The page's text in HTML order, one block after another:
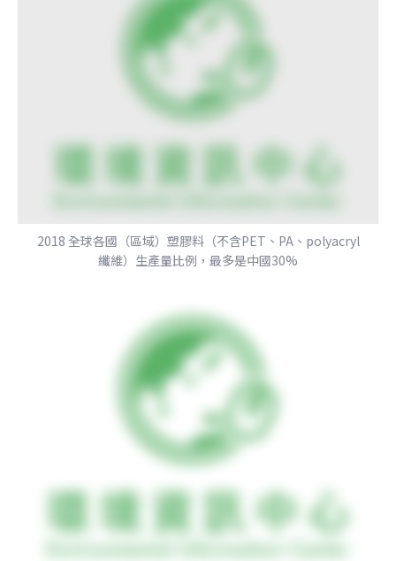
2018 全球各國（區域）塑膠料（不含PET、PA、polyacryl
纖維）生產量比例，最多是中國30%